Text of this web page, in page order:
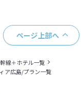
ページ上部へ
線＋ホテル一覧
ア広島/プラン一覧